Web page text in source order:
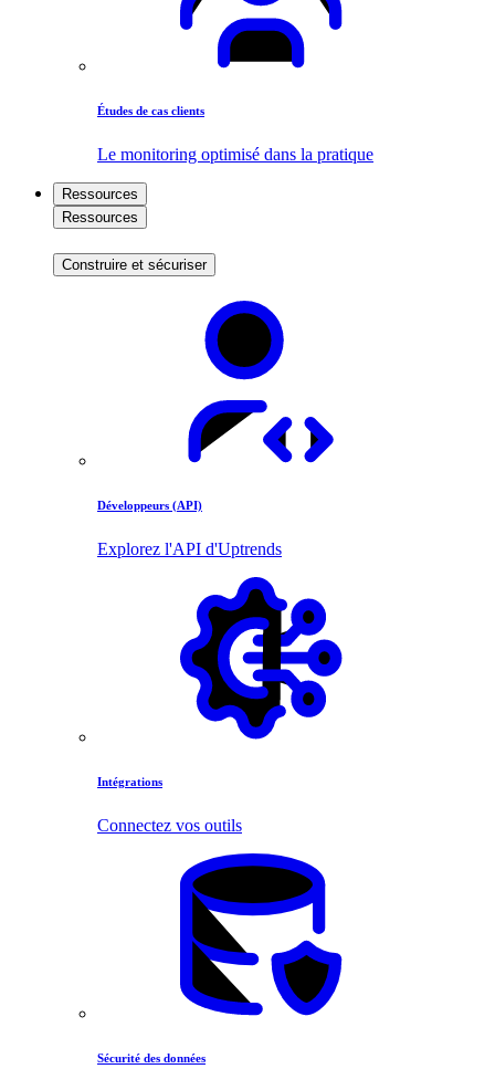
Études de cas clients
Le monitoring optimisé dans la pratique
Ressources
Ressources
Construire et sécuriser
Développeurs (API)
Explorez l'API d'Uptrends
Intégrations
Connectez vos outils
Sécurité des données